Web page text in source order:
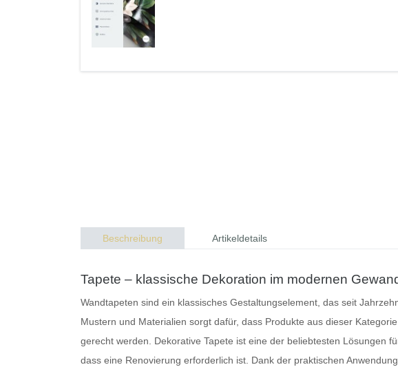
Beschreibung Artikeldetails
Tapete – klassische Dekoration im modernen
Wandtapeten sind ein klassisches Gestaltungselement, das seit
Mustern und Materialien sorgt dafür, dass Produkte aus dieser
gerecht werden. Dekorative Tapete ist eine der beliebtesten Lösungen
dass eine Renovierung erforderlich ist. Dank der praktischen